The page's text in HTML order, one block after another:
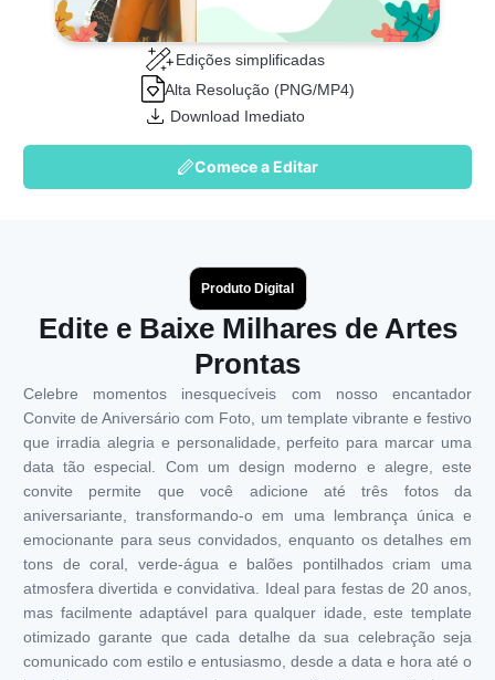
Edições simplificadas
Alta Resolução (PNG/MP4)
Download Imediato
Comece a Editar
Produto Digital
Edite e Baixe Milhares de Artes
Prontas
Celebre momentos inesquecíveis com nosso encantador
Convite de Aniversário com Foto, um template vibrante e festivo
que irradia alegria e personalidade, perfeito para marcar uma
data tão especial. Com um design moderno e alegre, este
convite permite que você adicione até três fotos da
aniversariante, transformando-o em uma lembrança única e
emocionante para seus convidados, enquanto os detalhes em
tons de coral, verde-água e balões pontilhados criam uma
atmosfera divertida e convidativa. Ideal para festas de 20 anos,
mas facilmente adaptável para qualquer idade, este template
otimizado garante que cada detalhe da sua celebração seja
comunicado com estilo e entusiasmo, desde a data e hora até o